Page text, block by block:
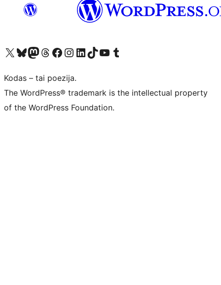
Visit our X (formerly Twitter) account
Apsilankykite mūsų Bluesky paskyroje
Visit our Mastodon account
Apsilankykite mūsų Threads paskyroje
Visit our Facebook page
Visit our Instagram account
Visit our LinkedIn account
Apsilankykite mūsų TikTok paskyroje
Visit our YouTube channel
Apsilankykite mūsų Tumblr paskyroje
Kodas – tai poezija.
The WordPress® trademark is the intellectual property
of the WordPress Foundation.